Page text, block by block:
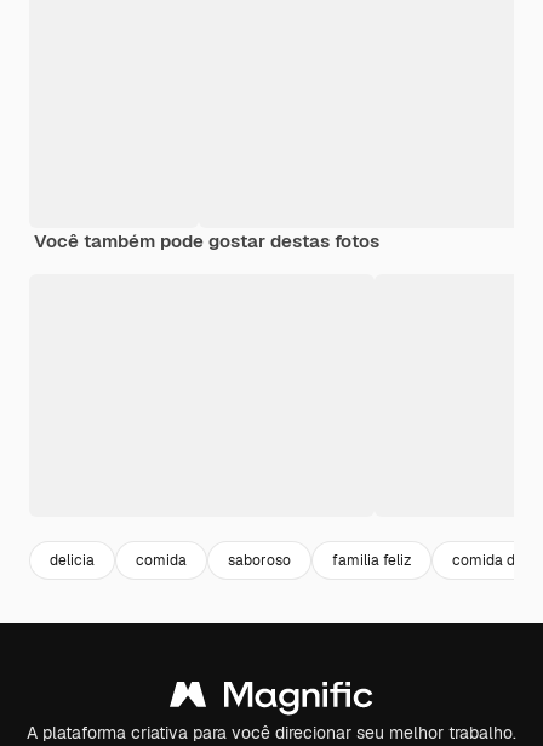
Você também pode gostar destas fotos
delicia comida saboroso familia feliz comida
A plataforma criativa para você direcionar seu melhor trabalho.